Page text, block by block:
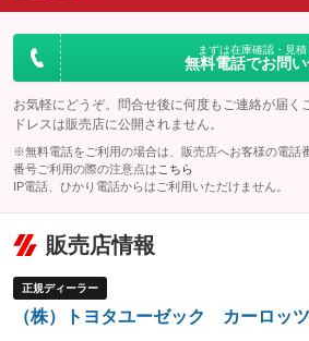
：装備なし
：装
まずは在庫確認・見
無料電話でお問
お気軽にどうぞ。問合せ後に何度もご連絡が届く
ドレスは販売店に公開されません。
※無料電話をご利用の場合は、販売店へお客様の電話
番号ご利用の際の注意点は こちら
IP電話、ひかり電話からはご利用いただけません。
販売店情報
正規ディーラー
（株）トヨタユーゼック カーロッ